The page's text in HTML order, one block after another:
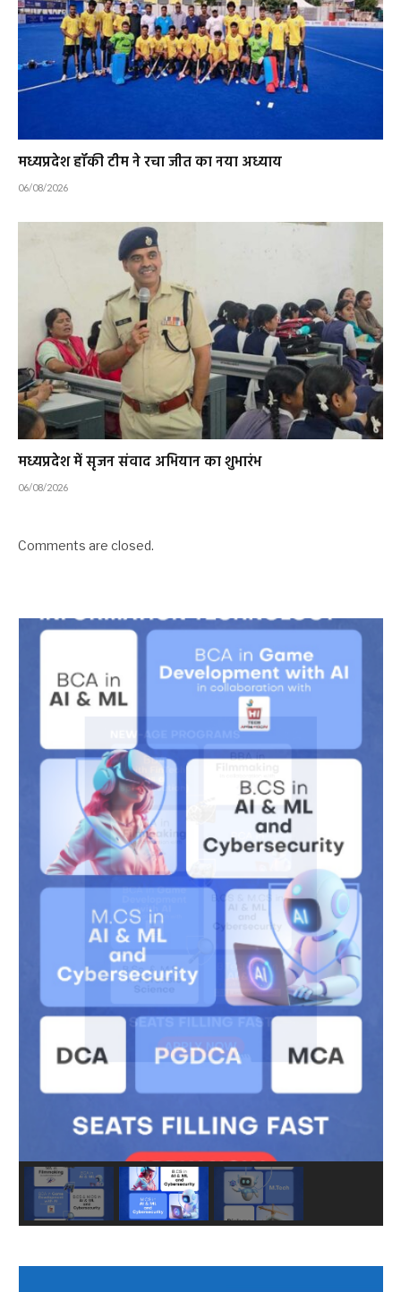
मध्यप्रदेश हॉकी टीम ने रचा जीत का नया अध्याय
06/08/2026
मध्यप्रदेश में सृजन संवाद अभियान का शुभारंभ
06/08/2026
Comments are closed.